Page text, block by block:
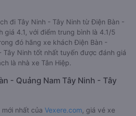
đi Tây Ninh - Tây Ninh từ Điện Bàn -
giá 4.1, với điểm trung bình là 4.1/5
đó hãng xe khách Điện Bàn -
Tây Ninh tốt nhất tuyến được đánh giá
là nhà xe Tân Hiệp.
- Quảng Nam Tây Ninh - Tây
nhất của Vexere.com , giá vé xe